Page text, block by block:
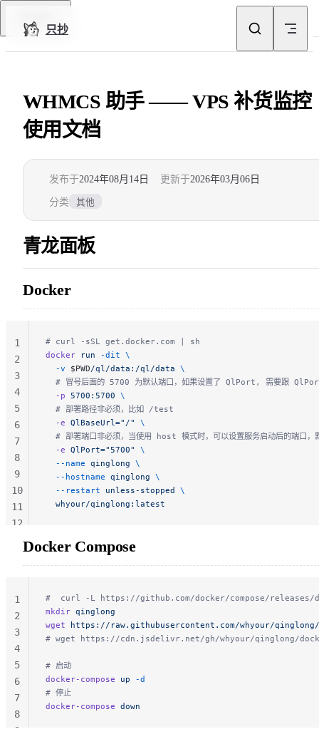
只抄
WHMCS 助手 —— VPS 补货监控
使用文档
发布于2024年08月14日 更新于2026年03月06日
分类 其他
青龙面板
Docker
# curl -sSL get.docker.com | sh
docker run -dit \
  -v
$PWD/ql/data:/ql/data \
# 冒号后面的 5700 为默认端口，如果设置了 QlPort, 需要跟
  -p
5700:5700 \
  # 部署路径非必须，比如 /test
  -e
QlBaseUrl="/"
\
# 部署端口非必须，当使用 host 模式时，可以设置服务启动后的端口
  -e
QlPort="5700"
\
  --name
qinglong \
  --hostname
qinglong \
  --restart
unless-stopped
\
  whyour/qinglong:latest
1
2
3
4
5
6
7
8
9
10
11
12
Docker Compose
#  curl -L https://github.com/docker/compose/releases/
mkdir qinglong
wget https://raw.githubusercontent.com/whyour/qinglong/
# wget https://cdn.jsdelivr.net/gh/whyour/qinglong/
# 启动
docker-compose up -d
# 停止
docker-compose down
1
2
3
4
5
6
7
8
9